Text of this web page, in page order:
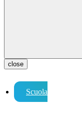
close
Scuola